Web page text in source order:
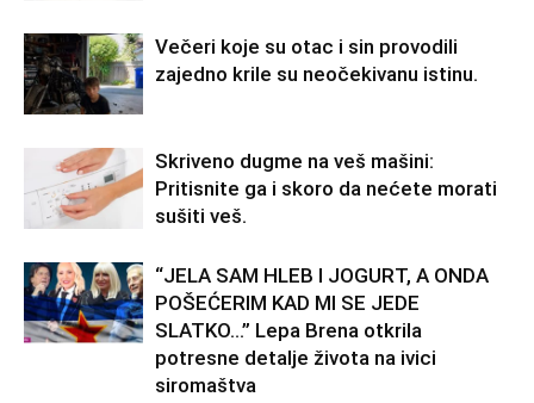
Večeri koje su otac i sin provodili
zajedno krile su neočekivanu istinu.
Skriveno dugme na veš mašini:
Pritisnite ga i skoro da nećete morati
sušiti veš.
“JELA SAM HLEB I JOGURT, A ONDA
POŠEĆERIM KAD MI SE JEDE
SLATKO…” Lepa Brena otkrila
potresne detalje života na ivici
siromaštva